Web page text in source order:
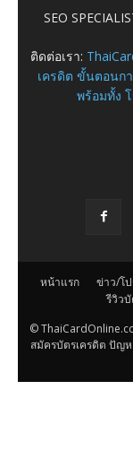
SEO
ติดต่อเรา:
เครดิต ขั้นตอนก
พร้อมทั้ง
หน้าแรก ข่าว/โ
รีวิว
©
สมัครบัตรเครดิต ปัญ